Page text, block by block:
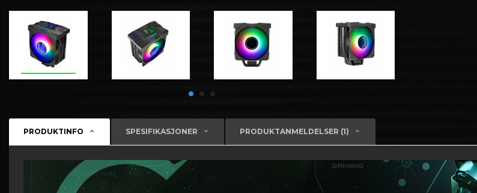
PRODUKTINFO SPESIFIKASJONER PRODUKTANMELDELSER (1)